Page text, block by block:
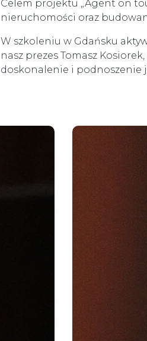
Celem projektu „Agent on
nieruchomości oraz
W szkoleniu w Gdańsku
nasz prezes Tomasz
doskonalenie i podnoszenie